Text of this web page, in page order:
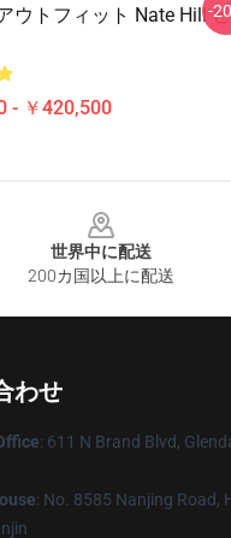
ウトフィット Nate Hill
- ￥420,500
-
世界中に配送
200カ国以上に配送
わせ
: 611 N Brand Blvd,
: No. 8585 Nanjing Road,